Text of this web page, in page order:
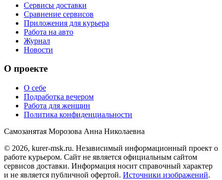
Сервисы доставки
Сравнение сервисов
Приложения для курьера
Работа на авто
Журнал
Новости
О проекте
О себе
Подработка вечером
Работа для женщин
Политика конфиденциальности
Самозанятая Морозова Анна Николаевна
© 2026, kurer-msk.ru. Независимый информационный проект о
работе курьером. Сайт не является официальным сайтом
сервисов доставки. Информация носит справочный характер
и не является публичной офертой. Источники изображений.